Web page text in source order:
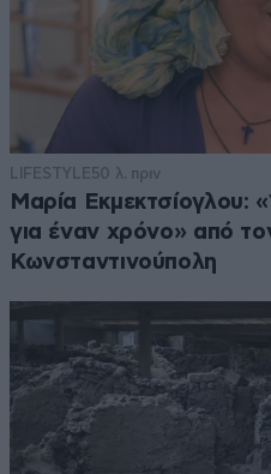
LIFESTYLE50 λ. πριν
Μαρία Εκμεκτσίογλου:
για έναν χρόνο» από
Κωνσταντινούπολη